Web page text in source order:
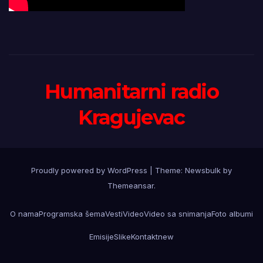
Humanitarni radio
Kragujevac
Proudly powered by WordPress Theme: Newsbulk by
Themeansar.
O namaProgramska šemaVestiVideoVideo sa snimanjaFoto albumi
EmisijeSlikeKontaktnew